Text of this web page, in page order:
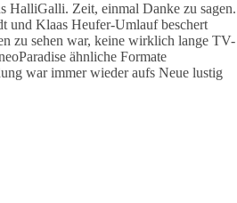
HalliGalli. Zeit, einmal Danke zu sagen.
und Klaas Heufer-Umlauf beschert
zu sehen war, keine wirklich lange TV-
ähnliche Formate
war immer wieder aufs Neue lustig